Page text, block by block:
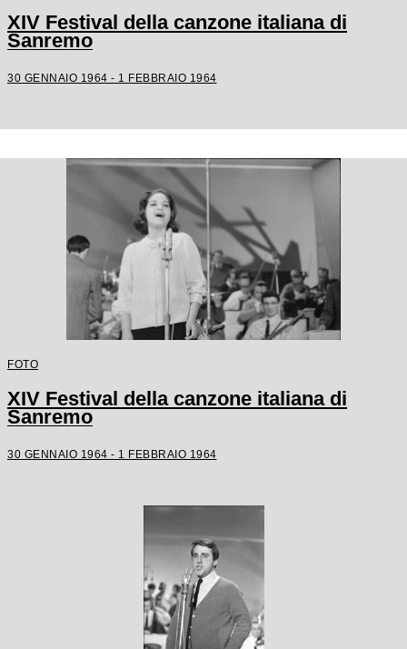
XIV Festival della canzone italiana di
Sanremo
30 GENNAIO 1964 - 1 FEBBRAIO 1964
FOTO
XIV Festival della canzone italiana di
Sanremo
30 GENNAIO 1964 - 1 FEBBRAIO 1964